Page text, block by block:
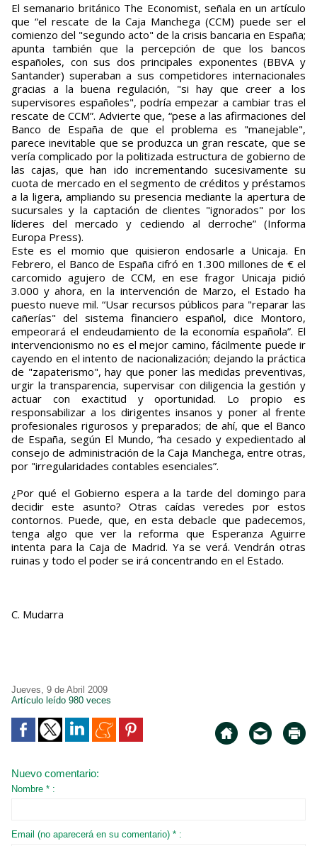
El semanario británico The Economist, señala en un artículo
que “el rescate de la Caja Manchega (CCM) puede ser el
comienzo del "segundo acto" de la crisis bancaria en España;
apunta también que la percepción de que los bancos
españoles, con sus dos principales exponentes (BBVA y
Santander) superaban a sus competidores internacionales
gracias a la buena regulación, "si hay que creer a los
supervisores españoles", podría empezar a cambiar tras el
rescate de CCM”. Advierte que, “pese a las afirmaciones del
Banco de España de que el problema es "manejable",
parece inevitable que se produzca un gran rescate, que se
vería complicado por la politizada estructura de gobierno de
las cajas, que han ido incrementando sucesivamente su
cuota de mercado en el segmento de créditos y préstamos
a la ligera, ampliando su presencia mediante la apertura de
sucursales y la captación de clientes "ignorados" por los
líderes del mercado y cediendo al derroche” (Informa
Europa Press).
Este es el momio que quisieron endosarle a Unicaja. En
Febrero, el Banco de España cifró en 1.300 millones de € el
carcomido agujero de CCM, en ese fragor Unicaja pidió
3.000 y ahora, en la intervención de Marzo, el Estado ha
puesto nueve mil. “Usar recursos públicos para "reparar las
cañerías" del sistema financiero español, dice Montoro,
empeorará el endeudamiento de la economía española”. El
intervencionismo no es el mejor camino, fácilmente puede ir
cayendo en el intento de nacionalización; dejando la práctica
de "zapaterismo", hay que poner las medidas preventivas,
urgir la transparencia, supervisar con diligencia la gestión y
actuar con exactitud y oportunidad. Lo propio es
responsabilizar a los dirigentes insanos y poner al frente
profesionales rigurosos y preparados; de ahí, que el Banco
de España, según El Mundo, “ha cesado y expedientado al
consejo de administración de la Caja Manchega, entre otras,
por "irregularidades contables esenciales”.
¿Por qué el Gobierno espera a la tarde del domingo para
decidir este asunto? Otras caídas veredes por estos
contornos. Puede, que, en esta debacle que padecemos,
tenga algo que ver la reforma que Esperanza Aguirre
intenta para la Caja de Madrid. Ya se verá. Vendrán otras
ruinas y todo el poder se irá concentrando en el Estado.
C. Mudarra
Jueves, 9 de Abril 2009
Artículo leído 980 veces
Nuevo comentario:
Nombre * :
Email (no aparecerá en su comentario) * :